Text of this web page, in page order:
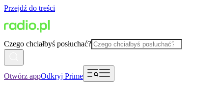
Przejdź do treści
Czego chciałbyś posłuchać?
Otwórz appOdkryj Prime